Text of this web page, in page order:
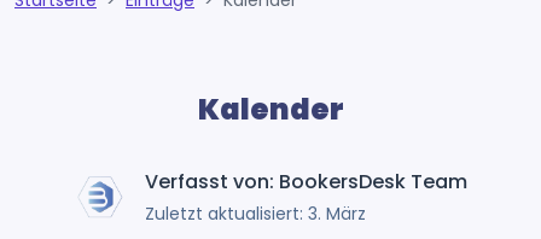
Kalender
Verfasst von: BookersDesk Team
Zuletzt aktualisiert: 3. März